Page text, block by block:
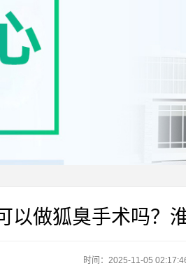
以做狐臭手术吗？
时间：2025-11-05